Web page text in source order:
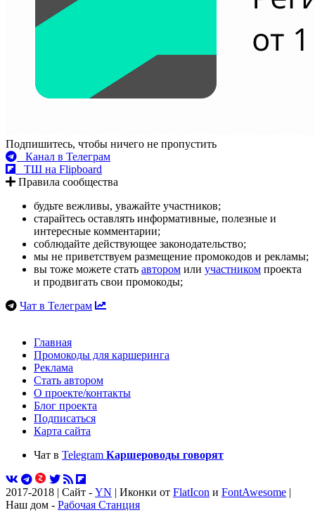
Подпишитесь, чтобы ничего не пропустить
Канал в Телеграм
ТШ на Flipboard
Правила сообщества
будьте вежливы, уважайте участников;
старайтесь оставлять информативные, полезные и
интересные комментарии;
соблюдайте действующее законодательство;
мы не приветствуем размещение промокодов и рекламы;
вы тоже можете стать автором или участником проекта
и продвигать свои промокоды;
Чат в Телеграм
Главная
Промокоды для каршеринга
Реклама
Стать автором
О проекте/контакты
Блог проекта
Подписаться
Карта сайта
Чат в Telegram Каршероводы говорят
2017-2018 | Сайт - YN | Иконки от FlatIcon и FontAwesome |
Наш дом - Рабочая Станция